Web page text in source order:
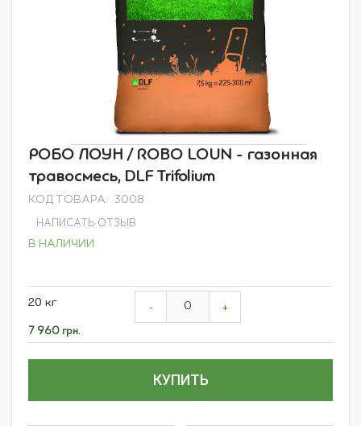
Перейти
началу
галереи
РОБО ЛОУН / ROBO LOUN - газонная
травосмесь, DLF Trifolium
КОД ТОВАРА 3008
НАПИСАТЬ ОТЗЫВ
В НАЛИЧИИ
product
20 кг
7 960 грн.
- +
КУПИТЬ